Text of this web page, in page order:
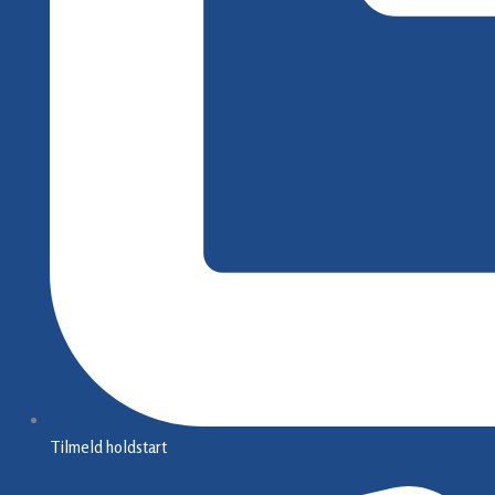
CVR: 45493628
Kontakt os
Tilmeld holdstart